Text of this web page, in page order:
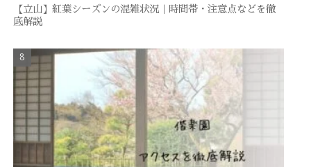
【立山】紅葉シーズンの混雑状況｜時間帯・注意点などを徹
底解説